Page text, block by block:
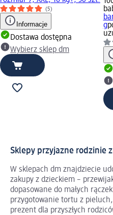
(5)
Informacje
Dostawa dostępna
Wybierz sklep dm
g
Sklepy przyjazne rodzinie
W sklepach dm znajdziecie
zakupy z dzieckiem –
dopasowane do małych
przygotowanie tortu z
prezent dla przyszłych